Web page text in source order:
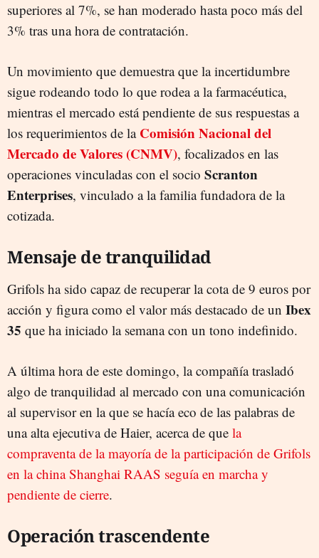
superiores al 7%, se han moderado hasta poco más del
3% tras una hora de contratación.
Un movimiento que demuestra que la incertidumbre
sigue rodeando todo lo que rodea a la farmacéutica,
mientras el mercado está pendiente de sus respuestas a
los requerimientos de la Comisión Nacional del
Mercado de Valores (CNMV), focalizados en las
operaciones vinculadas con el socio Scranton
Enterprises, vinculado a la familia fundadora de la
cotizada.
Mensaje de tranquilidad
Grifols ha sido capaz de recuperar la cota de 9 euros por
acción y figura como el valor más destacado de un Ibex
35 que ha iniciado la semana con un tono indefinido.
A última hora de este domingo, la compañía trasladó
algo de tranquilidad al mercado con una comunicación
al supervisor en la que se hacía eco de las palabras de
una alta ejecutiva de Haier, acerca de que la
compraventa de la mayoría de la participación de Grifols
en la china Shanghai RAAS seguía en marcha y
pendiente de cierre.
Operación trascendente